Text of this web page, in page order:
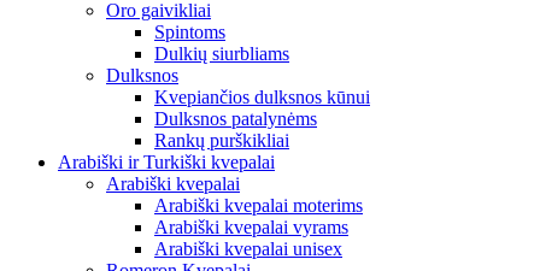
Oro gaivikliai
Spintoms
Dulkių siurbliams
Dulksnos
Kvepiančios dulksnos kūnui
Dulksnos patalynėms
Rankų purškikliai
Arabiški ir Turkiški kvepalai
Arabiški kvepalai
Arabiški kvepalai moterims
Arabiški kvepalai vyrams
Arabiški kvepalai unisex